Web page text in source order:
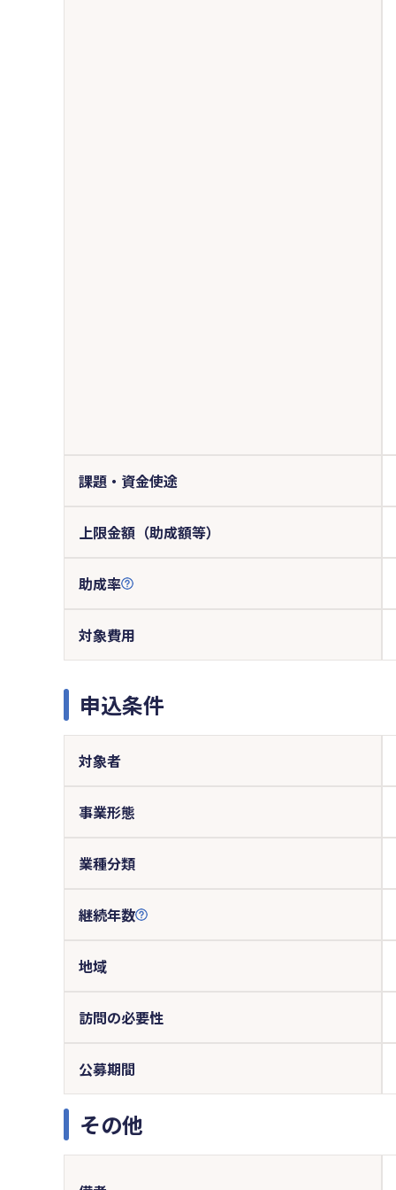
課題・資金使途
上限金額（助成額等）
助成率
対象費用
申込条件
対象者
事業形態
業種分類
継続年数
地域
訪問の必要性
公募期間
その他